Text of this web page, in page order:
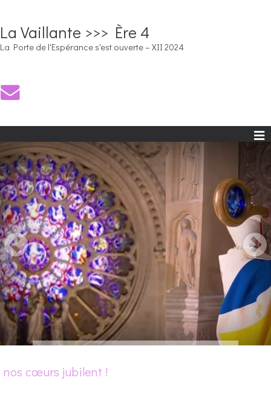
La Vaillante >>> Ère 4
La Porte de l'Espérance s'est ouverte – XII 2024
nos cœurs jubilent !